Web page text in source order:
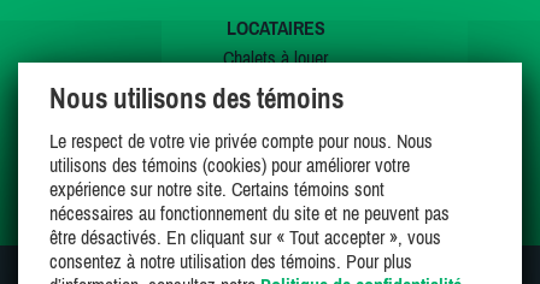
LOCATAIRES
Chalets à louer
Chalets à vendre
Offres spéciales
Mes favoris
Nous utilisons des témoins
Le respect de votre vie privée compte pour nous. Nous
utilisons des témoins (cookies) pour améliorer votre
expérience sur notre site. Certains témoins sont
nécessaires au fonctionnement du site et ne peuvent pas
être désactivés. En cliquant sur « Tout accepter », vous
consentez à notre utilisation des témoins. Pour plus